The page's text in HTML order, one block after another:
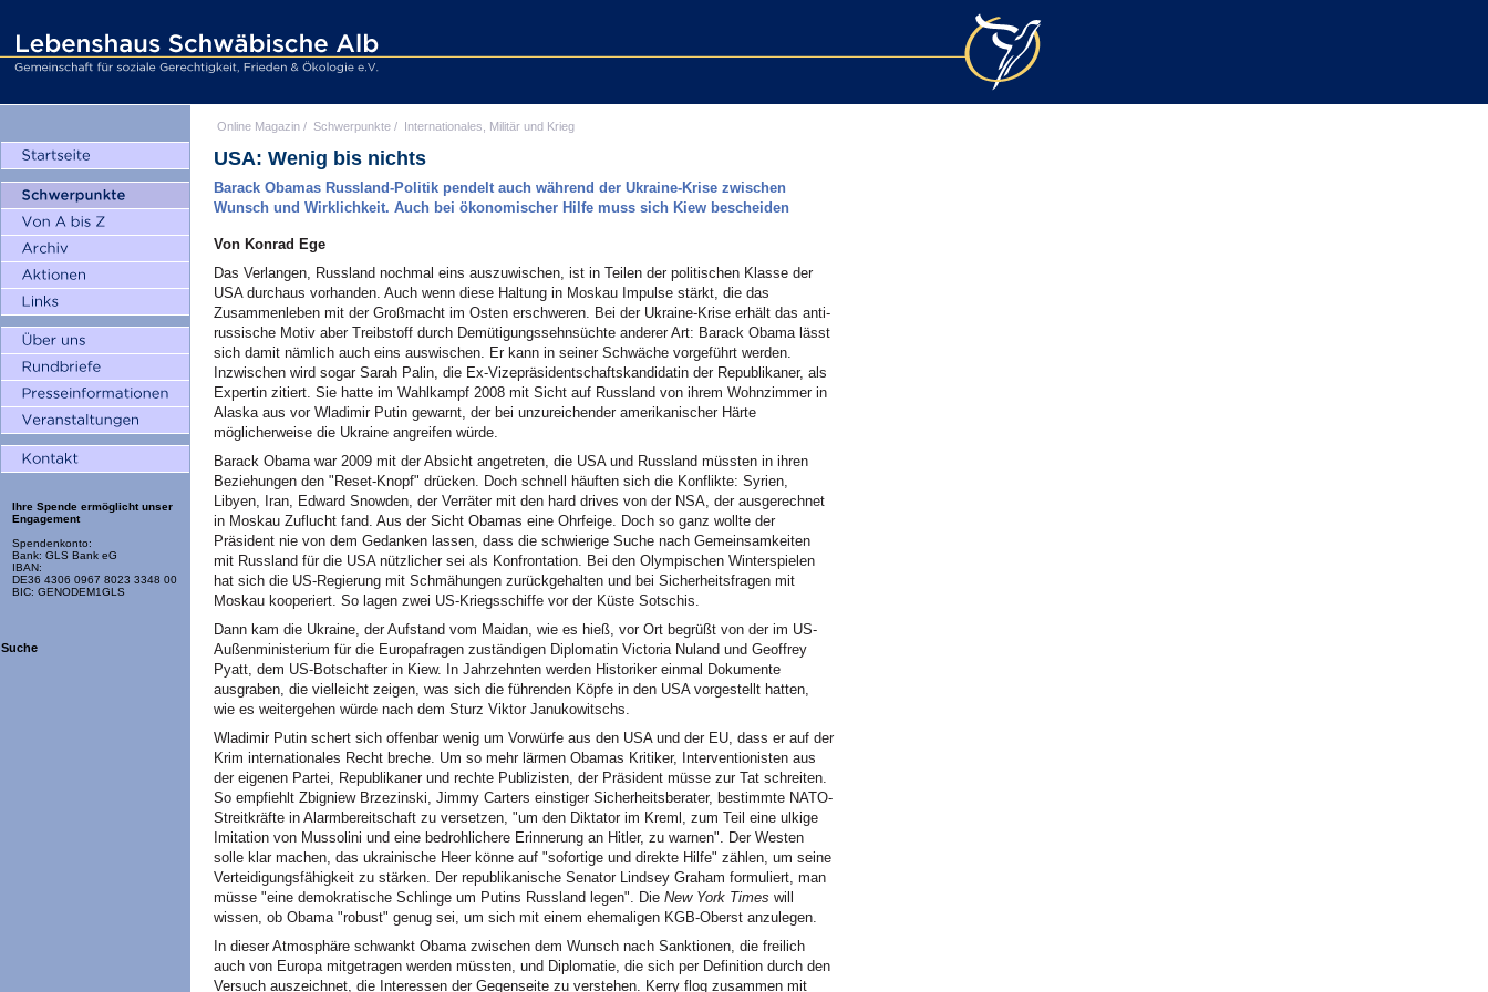
Ihre Spende ermöglicht unser
Engagement
Spendenkonto:
Bank: GLS Bank eG
IBAN:
DE36 4306 0967 8023 3348 00
BIC: GENODEM1GLS
Suche
Online Magazin / Schwerpunkte / Internationales, Militär und Krieg
USA: Wenig bis nichts
Barack Obamas Russland-Politik pendelt auch während der Ukraine-Krise zwischen
Wunsch und Wirklichkeit. Auch bei ökonomischer Hilfe muss sich Kiew bescheiden
Von Konrad Ege
Das Verlangen, Russland nochmal eins auszuwischen, ist in Teilen der politischen Klasse der
USA durchaus vorhanden. Auch wenn diese Haltung in Moskau Impulse stärkt, die das
Zusammenleben mit der Großmacht im Osten erschweren. Bei der Ukraine-Krise erhält das anti-
russische Motiv aber Treibstoff durch Demütigungssehnsüchte anderer Art: Barack Obama lässt
sich damit nämlich auch eins auswischen. Er kann in seiner Schwäche vorgeführt werden.
Inzwischen wird sogar Sarah Palin, die Ex-Vizepräsidentschaftskandidatin der Republikaner, als
Expertin zitiert. Sie hatte im Wahlkampf 2008 mit Sicht auf Russland von ihrem Wohnzimmer in
Alaska aus vor Wladimir Putin gewarnt, der bei unzureichender amerikanischer Härte
möglicherweise die Ukraine angreifen würde.
Barack Obama war 2009 mit der Absicht angetreten, die USA und Russland müssten in ihren
Beziehungen den "Reset-Knopf" drücken. Doch schnell häuften sich die Konflikte: Syrien,
Libyen, Iran, Edward Snowden, der Verräter mit den hard drives von der NSA, der ausgerechnet
in Moskau Zuflucht fand. Aus der Sicht Obamas eine Ohrfeige. Doch so ganz wollte der
Präsident nie von dem Gedanken lassen, dass die schwierige Suche nach Gemeinsamkeiten
mit Russland für die USA nützlicher sei als Konfrontation. Bei den Olympischen Winterspielen
hat sich die US-Regierung mit Schmähungen zurückgehalten und bei Sicherheitsfragen mit
Moskau kooperiert. So lagen zwei US-Kriegsschiffe vor der Küste Sotschis.
Dann kam die Ukraine, der Aufstand vom Maidan, wie es hieß, vor Ort begrüßt von der im US-
Außenministerium für die Europafragen zuständigen Diplomatin Victoria Nuland und Geoffrey
Pyatt, dem US-Botschafter in Kiew. In Jahrzehnten werden Historiker einmal Dokumente
ausgraben, die vielleicht zeigen, was sich die führenden Köpfe in den USA vorgestellt hatten,
wie es weitergehen würde nach dem Sturz Viktor Janukowitschs.
Wladimir Putin schert sich offenbar wenig um Vorwürfe aus den USA und der EU, dass er auf der
Krim internationales Recht breche. Um so mehr lärmen Obamas Kritiker, Interventionisten aus
der eigenen Partei, Republikaner und rechte Publizisten, der Präsident müsse zur Tat schreiten.
So empfiehlt Zbigniew Brzezinski, Jimmy Carters einstiger Sicherheitsberater, bestimmte NATO-
Streitkräfte in Alarmbereitschaft zu versetzen, "um den Diktator im Kreml, zum Teil eine ulkige
Imitation von Mussolini und eine bedrohlichere Erinnerung an Hitler, zu warnen". Der Westen
solle klar machen, das ukrainische Heer könne auf "sofortige und direkte Hilfe" zählen, um seine
Verteidigungsfähigkeit zu stärken. Der republikanische Senator Lindsey Graham formuliert, man
müsse "eine demokratische Schlinge um Putins Russland legen". Die New York Times will
wissen, ob Obama "robust" genug sei, um sich mit einem ehemaligen KGB-Oberst anzulegen.
In dieser Atmosphäre schwankt Obama zwischen dem Wunsch nach Sanktionen, die freilich
auch von Europa mitgetragen werden müssten, und Diplomatie, die sich per Definition durch den
Versuch auszeichnet, die Interessen der Gegenseite zu verstehen. Kerry flog zusammen mit